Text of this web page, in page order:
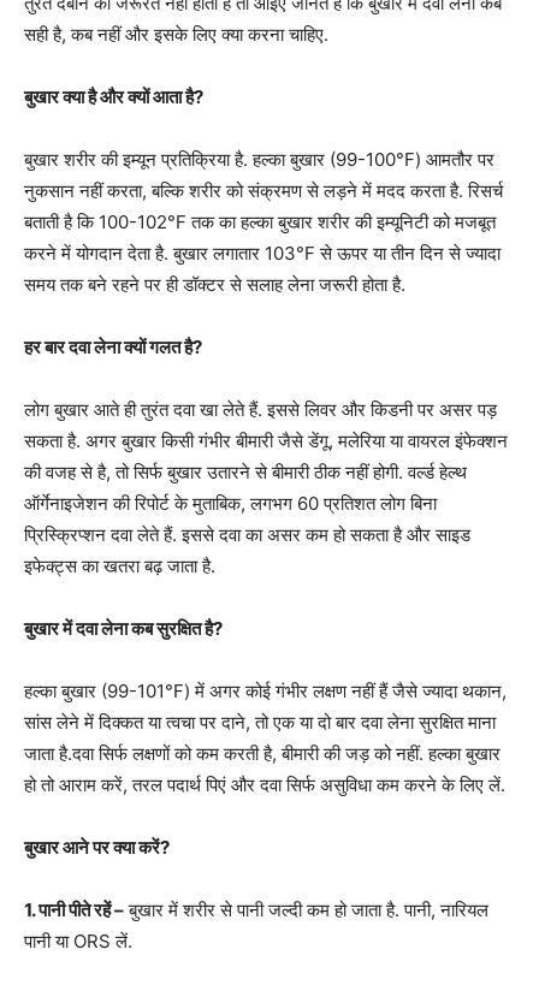
सही है, कब नहीं और इसके लिए क्या करना चाहिए.
बुखार क्या है और क्यों आता है?
बुखार शरीर की इम्यून प्रतिक्रिया है. हल्का बुखार (99-100°F) आमतौर पर
नुकसान नहीं करता, बल्कि शरीर को संक्रमण से लड़ने में मदद करता है. रिसर्च
बताती है कि 100-102°F तक का हल्का बुखार शरीर की इम्यूनिटी को मजबूत
करने में योगदान देता है. बुखार लगातार 103°F से ऊपर या तीन दिन से ज्यादा
समय तक बने रहने पर ही डॉक्टर से सलाह लेना जरूरी होता है.
हर बार दवा लेना क्यों गलत है?
लोग बुखार आते ही तुरंत दवा खा लेते हैं. इससे लिवर और किडनी पर असर पड़
सकता है. अगर बुखार किसी गंभीर बीमारी जैसे डेंगू, मलेरिया या वायरल इंफेक्शन
की वजह से है, तो सिर्फ बुखार उतारने से बीमारी ठीक नहीं होगी. वर्ल्ड हेल्थ
ऑर्गेनाइजेशन की रिपोर्ट के मुताबिक, लगभग 60 प्रतिशत लोग बिना
प्रिस्क्रिप्शन दवा लेते हैं. इससे दवा का असर कम हो सकता है और साइड
इफेक्ट्स का खतरा बढ़ जाता है.
बुखार में दवा लेना कब सुरक्षित है?
हल्का बुखार (99-101°F) में अगर कोई गंभीर लक्षण नहीं हैं जैसे ज्यादा थकान,
सांस लेने में दिक्कत या त्वचा पर दाने, तो एक या दो बार दवा लेना सुरक्षित माना
जाता है.दवा सिर्फ लक्षणों को कम करती है, बीमारी की जड़ को नहीं. हल्का बुखार
हो तो आराम करें, तरल पदार्थ पिएं और दवा सिर्फ असुविधा कम करने के लिए लें.
बुखार आने पर क्या करें?
1. पानी पीते रहें –बुखार में शरीर से पानी जल्दी कम हो जाता है. पानी, नारियल
पानी या ORS लें.